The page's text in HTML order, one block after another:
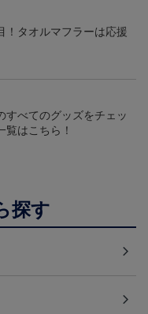
！タオルマフラーは応援
すべてのグッズをチェッ
覧はこちら！
探す